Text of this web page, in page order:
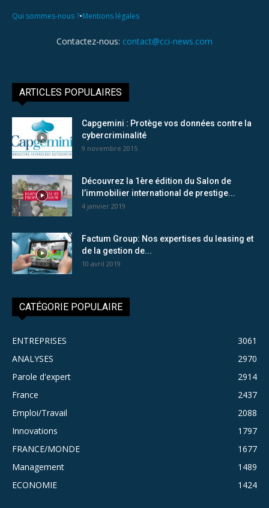
Qui sommes-nous ?•Mentions légales
Contactez-nous: contact@cci-news.com
ARTICLES POPULAIRES
Capgemini : Protège vos données contre la
cybercriminalité
9 novembre 2015
Découvrez la 1ère édition du Salon de
l’immobilier international de prestige...
4 janvier 2019
Factum Group: Nos expertises du leasing et
de la gestion de...
10 avril 2019
CATÉGORIE POPULAIRE
ENTREPRISES
3061
ANALYSES
2970
Parole d'expert
2914
France
2437
Emploi/Travail
2088
Innovations
1797
FRANCE/MONDE
1677
Management
1489
ECONOMIE
1424